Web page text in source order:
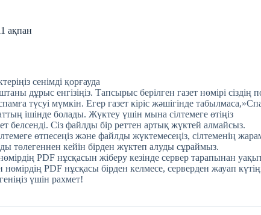
ақпан
сенімді қорғауда
дұрыс енгізіңіз. Тапсырыс берілген газет нөмірі сіздің
түсуі мүмкін. Егер газет кіріс жәшігінде
ішінде болады. Жүктеу үшін мына сілтемеге өтіңіз
белсенді. Сіз файлды бір реттен артық жүктей алмайсыз.
өтпесеңіз және файлды жүктемесеңіз, сілтеменің
төлегеннен кейін бірден жүктеп алуды сұраймыз.
PDF нұсқасын жіберу кезінде сервер тарапынан
нөмірдің PDF нұсқасы бірден келмесе, серверден жауап
үшін рахмет!